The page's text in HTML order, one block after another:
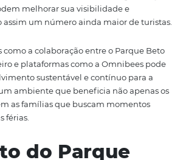
e como a tecnologia pode
crescimento.
a economia local, o parque também
e promoção do turismo em Santa
vizinhas mais conhecidas tanto no
Este fenômeno gera oportunidades
mas também para restaurantes,
podem melhorar sua visibilidade e